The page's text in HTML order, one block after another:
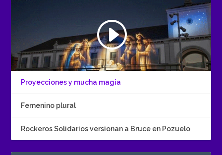
Proyecciones y mucha magia
Femenino plural
Rockeros Solidarios versionan a Bruce en Pozuelo